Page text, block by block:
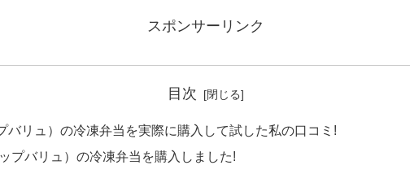
スポンサーリンク
目次
バリュ）の冷凍弁当を実際に購入して試した私の口コミ!
プバリュ）の冷凍弁当を購入しました!